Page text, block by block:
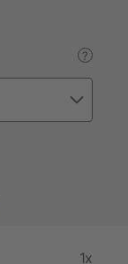
?
1x